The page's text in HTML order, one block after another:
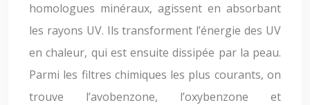
homologues minéraux, agissent en absorbant
les rayons UV. Ils transforment l’énergie des UV
en chaleur, qui est ensuite dissipée par la peau.
Parmi les filtres chimiques les plus courants, on
trouve l’avobenzone, l’oxybenzone et